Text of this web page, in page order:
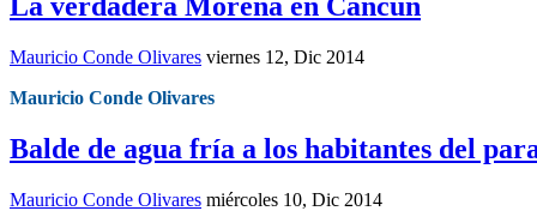
La verdadera Morena en Cancún
Mauricio Conde Olivares viernes 12, Dic 2014
Mauricio Conde Olivares
Balde de agua fría a los habitantes del
Mauricio Conde Olivares miércoles 10, Dic 2014